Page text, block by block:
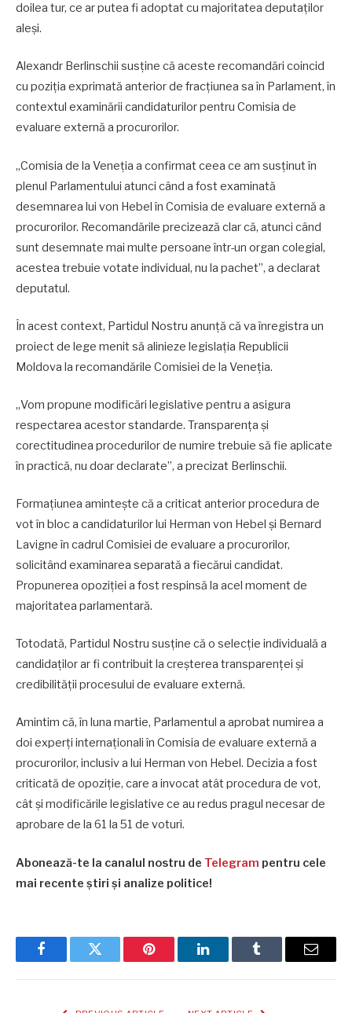
doilea tur, ce ar putea fi adoptat cu majoritatea deputaților
aleși.
Alexandr Berlinschii susține că aceste recomandări coincid
cu poziția exprimată anterior de fracțiunea sa în Parlament, în
contextul examinării candidaturilor pentru Comisia de
evaluare externă a procurorilor.
„Comisia de la Veneția a confirmat ceea ce am susținut în
plenul Parlamentului atunci când a fost examinată
desemnarea lui von Hebel în Comisia de evaluare externă a
procurorilor. Recomandările precizează clar că, atunci când
sunt desemnate mai multe persoane într-un organ colegial,
acestea trebuie votate individual, nu la pachet”, a declarat
deputatul.
În acest context, Partidul Nostru anunță că va înregistra un
proiect de lege menit să alinieze legislația Republicii
Moldova la recomandările Comisiei de la Veneția.
„Vom propune modificări legislative pentru a asigura
respectarea acestor standarde. Transparența și
corectitudinea procedurilor de numire trebuie să fie aplicate
în practică, nu doar declarate”, a precizat Berlinschii.
Formațiunea amintește că a criticat anterior procedura de
vot în bloc a candidaturilor lui Herman von Hebel și Bernard
Lavigne în cadrul Comisiei de evaluare a procurorilor,
solicitând examinarea separată a fiecărui candidat.
Propunerea opoziției a fost respinsă la acel moment de
majoritatea parlamentară.
Totodată, Partidul Nostru susține că o selecție individuală a
candidaților ar fi contribuit la creșterea transparenței și
credibilității procesului de evaluare externă.
Amintim că, în luna martie, Parlamentul a aprobat numirea a
doi experți internaționali în Comisia de evaluare externă a
procurorilor, inclusiv a lui Herman von Hebel. Decizia a fost
criticată de opoziție, care a invocat atât procedura de vot,
cât și modificările legislative ce au redus pragul necesar de
aprobare de la 61 la 51 de voturi.
Abonează-te la canalul nostru de Telegram pentru cele
mai recente știri și analize politice!
FacebookTwitter Pinterest LinkedInTumblr Email